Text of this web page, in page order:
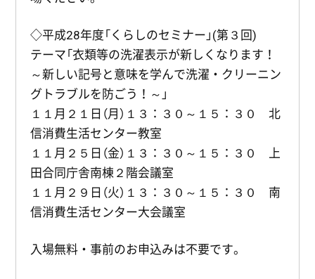
◇平成28年度「くらしのセミナー」(第３回)
テーマ「衣類等の洗濯表示が新しくなります！
～新しい記号と意味を学んで洗濯・クリーニン
グトラブルを防ごう！～」
１１月２１日（月）１３：３０～１５：３０ 北
信消費生活センター教室
１１月２５日（金）１３：３０～１５：３０ 上
田合同庁舎南棟２階会議室
１１月２９日（火）１３：３０～１５：３０ 南
信消費生活センター大会議室
入場無料・事前のお申込みは不要です。